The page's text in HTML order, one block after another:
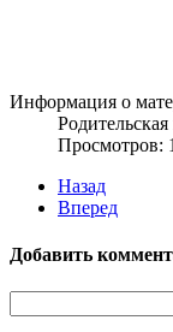
Информация о
Родительская
Просмотров:
Назад
Вперед
Добавить